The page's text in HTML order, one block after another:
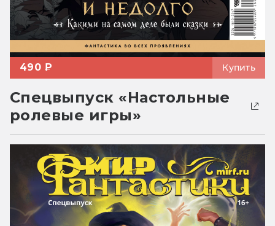
490 ₽ Купить
Спецвыпуск «Настольные
ролевые игры»